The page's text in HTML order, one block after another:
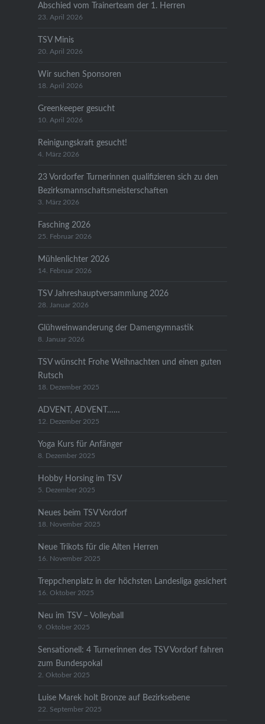
Abschied vom Trainerteam der 1. Herren
23. April 2026
TSV Minis
20. April 2026
Wir suchen Sponsoren
18. April 2026
Greenkeeper gesucht
10. April 2026
Reinigungskraft gesucht!
4. März 2026
23 Vordorfer Turnerinnen qualifizieren sich zu den
Bezirksmannschaftsmeisterschaften
3. März 2026
Fasching 2026
25. Februar 2026
Mühlenlichter 2026
14. Februar 2026
TSV Jahreshauptversammlung 2026
28. Januar 2026
Glühweinwanderung der Damengymnastik
8. Januar 2026
TSV wünscht Frohe Weihnachten und einen guten
Rutsch
18. Dezember 2025
ADVENT, ADVENT……
12. Dezember 2025
Yoga Kurs für Anfänger
8. Dezember 2025
Hobby Horsing im TSV
5. Dezember 2025
Neues beim TSV Vordorf
18. November 2025
Neue Trikots für die Alten Herren
16. November 2025
Treppchenplatz in der höchsten Landesliga gesichert
16. Oktober 2025
Neu im TSV – Volleyball
9. Oktober 2025
Sensationell: 4 Turnerinnen des TSV Vordorf fahren
zum Bundespokal
2. Oktober 2025
Luise Marek holt Bronze auf Bezirksebene
22. September 2025